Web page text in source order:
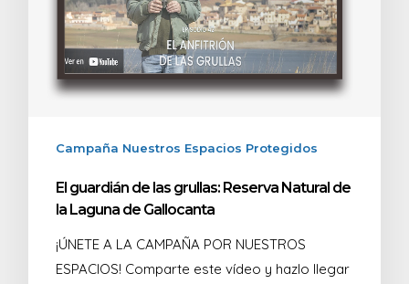
Campaña Nuestros Espacios Protegidos
El guardián de las grullas: Reserva Natural de
la Laguna de Gallocanta
¡ÚNETE A LA CAMPAÑA POR NUESTROS
ESPACIOS! Comparte este vídeo y hazlo llegar